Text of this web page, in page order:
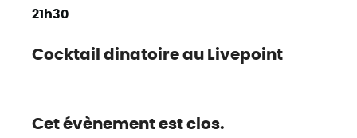
21h30
Cocktail dinatoire au Livepoint
Cet évènement est clos.